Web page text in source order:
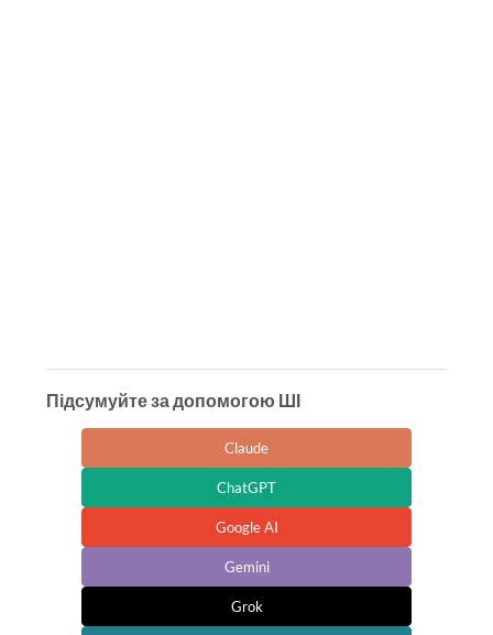
Підсумуйте за допомогою ШІ
Claude
ChatGPT
Google AI
Gemini
Grok